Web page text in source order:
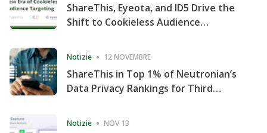
ShareThis, Eyeota, and ID5 Drive the
Shift to Cookieless Audience
Notizie 12 NOVEMBRE
ShareThis in Top 1% of Neutronian’s
Data Privacy Rankings for Third
Notizie NOV 13